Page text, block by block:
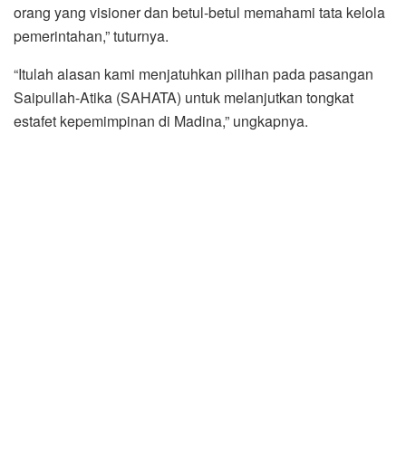
orang yang visioner dan betul-betul memahami tata kelola
pemerintahan,” tuturnya.
“Itulah alasan kami menjatuhkan pilihan pada pasangan
Saipullah-Atika (SAHATA) untuk melanjutkan tongkat
estafet kepemimpinan di Madina,” ungkapnya.